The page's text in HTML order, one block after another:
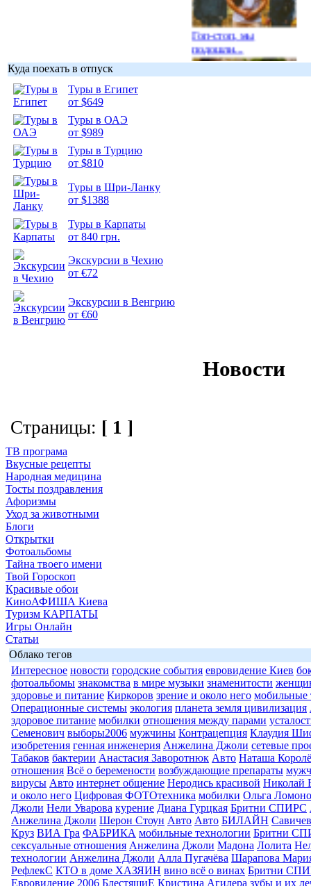
Гоп-стоп, мы
подошли...
Куда поехать в отпуск
Туры в Египет
от $649
Туры в ОАЭ
от $989
Туры в Турцию
от $810
Туры в Шри-Ланку
от $1388
Туры в Карпаты
от 840 грн.
Экскурсии в Чехию
от €72
Экскурсии в Венгрию
от €60
Новости
Страницы: [ 1 ]
ТВ програма
Вкусные рецепты
Народная медицина
Тосты поздравления
Афоризмы
Уход за животными
Блоги
Открытки
Фотоальбомы
Тайна твоего имени
Твой Гороскоп
Красивые обои
КиноАФИША Киева
Туризм КАРПАТЫ
Игры Онлайн
Статьи
Облако тегов
Интересное новости городские события евровидение Киев
фотоальбомы знакомства в мире музыки знаменитости
здоровье и питание Киркоров зрение и около него мобильные
Операционные системы экология планета земля цивилизация
здоровое питание мобилки отношения между парами
Семенович выборы2006 мужчины Контрацепция Клаудия
изобретения генная инженерия Анжелина Джоли сетевые
Табаков бактерии Анастасия Заворотнюк Авто Наташа
отношения Всё о беремености возбуждающие препараты
вирусы Авто интернет общение Неродись красивой Николай
и около него Цифровая ФОТОтехника мобилки Ольга
Джоли Нели Уварова курение Диана Гурцкая Бритни СПИРС
Анжелина Джоли Шерон Стоун Авто Авто БИЛАЙН
Круз ВИА Гра ФАБРИКА мобильные технологии Бритни
сексуальные отношения Анжелина Джоли Мадона Лолита
технологии Анжелина Джоли Алла Пугачёва Шарапова
РефлекС КТО в доме ХАЗЯИН вино всё о винах Бритни
Евровидение 2006 БлестящиЕ Кристина Агилера зубы и их